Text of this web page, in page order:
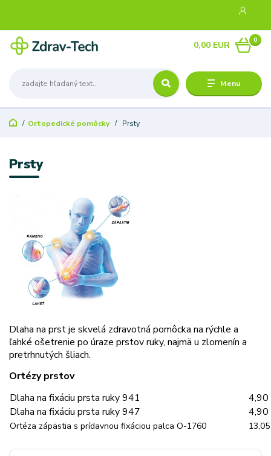
Menu
0
0,00 EUR
Ortopedické pomôcky Prsty
Prsty
Dlaha na prst je skvelá zdravotná pomôcka na rýchle a
ľahké ošetrenie po úraze prstov ruky, najmä u zlomenín a
pretrhnutých šliach.
Ortézy prstov
Dlaha na fixáciu prsta ruky 941
Dlaha na fixáciu prsta ruky 947
Ortéza zápästia s prídavnou fixáciou palca O-1760